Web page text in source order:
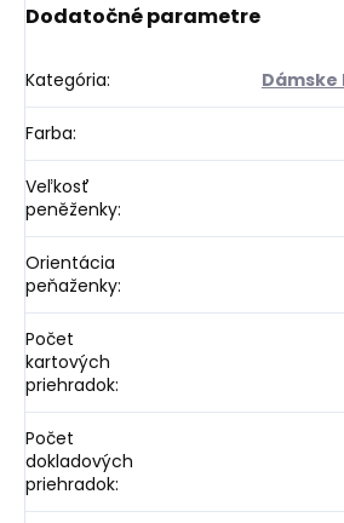
Dodatočné parametre
Kategória:
Farba:
Veľkosť
peněženky:
Orientácia
peňaženky:
Počet
kartových
priehradok:
Počet
dokladových
priehradok: